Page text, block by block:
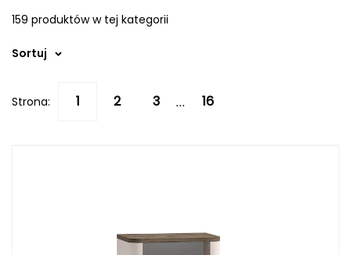
159 produktów w tej kategorii
Sortuj
Strona: ...